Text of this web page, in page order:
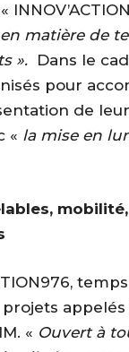
matière de
». Dans le
pour
de
« la mise en
appelés
« Ouvert à